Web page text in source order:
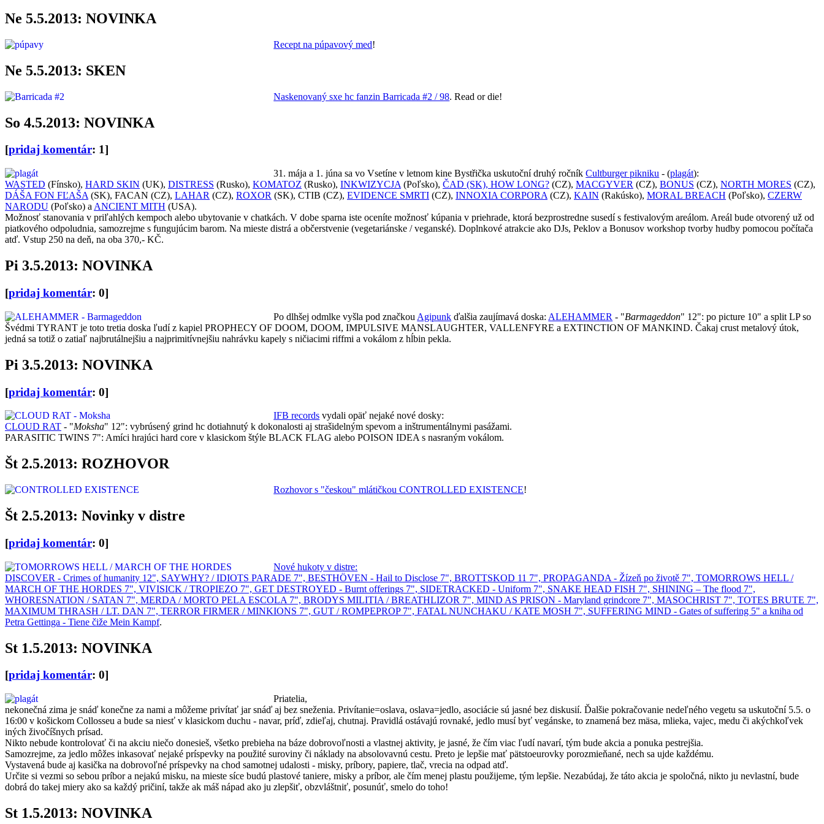
Ne 5.5.2013: NOVINKA
Recept na púpavový med!
Ne 5.5.2013: SKEN
Naskenovaný sxe hc fanzin Barricada #2 / 98. Read or die!
So 4.5.2013: NOVINKA
[pridaj komentár: 1]
31. mája a 1. júna sa vo Vsetíne v letnom kine Bystřička uskutoční druhý ročníkCultburger pikniku - (plagát):
WASTED (Fínsko), HARD SKIN (UK), DISTRESS (Rusko), KOMATOZ (Rusko), INKWIZYCJA (Poľsko), ČAD (SK), HOW LONG? (CZ), MACGYVER (CZ), BONUS (CZ), NORTH MORES (CZ),
DÁŠA FON FĽAŠA (SK), FACAN (CZ), LAHAR (CZ), ROXOR (SK), CTIB (CZ), EVIDENCE SMRTI (CZ), INNOXIA CORPORA (CZ), KAIN (Rakúsko), MORAL BREACH (Poľsko), CZERW
NARODU (Poľsko) a ANCIENT MITH (USA).
Možnosť stanovania v priľahlých kempoch alebo ubytovanie v chatkách. V dobe sparna iste oceníte možnosť kúpania v priehrade, ktorá bezprostredne susedí s festivalovým areálom. Areál bude otvorený už od
piatkového odpoludnia, samozrejme s fungujúcim barom. Na mieste distrá a občerstvenie (vegetariánske / veganské). Doplnkové atrakcie ako DJs, Peklov a Bonusov workshop tvorby hudby pomocou počítača
atď. Vstup 250 na deň, na oba 370,- KČ.
Pi 3.5.2013: NOVINKA
[pridaj komentár: 0]
Po dlhšej odmlke vyšla pod značkou Agipunk ďalšia zaujímavá doska: ALEHAMMER - "Barmageddon" 12": po picture 10" a split LP so
Švédmi TYRANT je toto tretia doska ľudí z kapiel PROPHECY OF DOOM, DOOM, IMPULSIVE MANSLAUGHTER, VALLENFYRE a EXTINCTION OF MANKIND. Čakaj crust metalový útok,
jedná sa totiž o zatiaľ najbrutálnejšiu a najprimitívnejšiu nahrávku kapely s ničiacimi riffmi a vokálom z hĺbin pekla.
Pi 3.5.2013: NOVINKA
[pridaj komentár: 0]
IFB records vydali opäť nejaké nové dosky:
CLOUD RAT - "Moksha" 12": vybrúsený grind hc dotiahnutý k dokonalosti aj strašidelným spevom a inštrumentálnymi pasážami.
PARASITIC TWINS 7": Amíci hrajúci hard core v klasickom štýle BLACK FLAG alebo POISON IDEA s nasraným vokálom.
Št 2.5.2013: ROZHOVOR
Rozhovor s "českou" mlátičkou CONTROLLED EXISTENCE!
Št 2.5.2013: Novinky v distre
[pridaj komentár: 0]
Nové hukoty v distre:
DISCOVER - Crimes of humanity 12", SAYWHY? / IDIOTS PARADE 7", BESTHÖVEN - Hail to Disclose 7", BROTTSKOD 11 7", PROPAGANDA - Žízeň po životě 7", TOMORROWS HELL /
MARCH OF THE HORDES 7", VIVISICK / TROPIEZO 7", GET DESTROYED - Burnt offerings 7", SIDETRACKED - Uniform 7", SNAKE HEAD FISH 7", SHINING – The flood 7",
WHORESNATION / SATAN 7", MERDA / MORTO PELA ESCOLA 7", BRODYS MILITIA / BREATHLIZOR 7", MIND AS PRISON - Maryland grindcore 7", MASOCHRIST 7", TOTES BRUTE 7",
MAXIMUM THRASH / LT. DAN 7", TERROR FIRMER / MINKIONS 7", GUT / ROMPEPROP 7", FATAL NUNCHAKU / KATE MOSH 7", SUFFERING MIND - Gates of suffering 5" a kniha od
Petra Gettinga - Tiene čiže Mein Kampf.
St 1.5.2013: NOVINKA
[pridaj komentár: 0]
Priatelia,
nekonečná zima je snáď konečne za nami a môžeme privítať jar snáď aj bez sneženia. Privítanie=oslava, oslava=jedlo, asociácie sú jasné bez diskusií. Ďalšie pokračovanie nedeľného vegetu sa uskutoční 5.5. o
16:00 v košickom Collosseu a bude sa niesť v klasickom duchu - navar, príď, zdieľaj, chutnaj. Pravidlá ostávajú rovnaké, jedlo musí byť vegánske, to znamená bez mäsa, mlieka, vajec, medu či akýchkoľvek
iných živočíšnych prísad.
Nikto nebude kontrolovať či na akciu niečo donesieš, všetko prebieha na báze dobrovoľnosti a vlastnej aktivity, je jasné, že čím viac ľudí navarí, tým bude akcia a ponuka pestrejšia.
Samozrejme, za jedlo môžes inkasovať nejaké príspevky na použité suroviny či náklady na absolovavnú cestu. Preto je lepšie mať pätstoeurovky porozmieňané, nech sa ujde každému.
Vystavená bude aj kasička na dobrovoľné príspevky na chod samotnej udalosti - misky, príbory, papiere, tlač, vrecia na odpad atď.
Určite si vezmi so sebou príbor a nejakú misku, na mieste síce budú plastové taniere, misky a príbor, ale čím menej plastu použijeme, tým lepšie. Nezabúdaj, že táto akcia je spoločná, nikto ju nevlastní, bude
dobrá do takej miery ako sa každý pričiní, takže ak máš nápad ako ju zlepšiť, obzvláštniť, posunúť, smelo do toho!
St 1.5.2013: NOVINKA